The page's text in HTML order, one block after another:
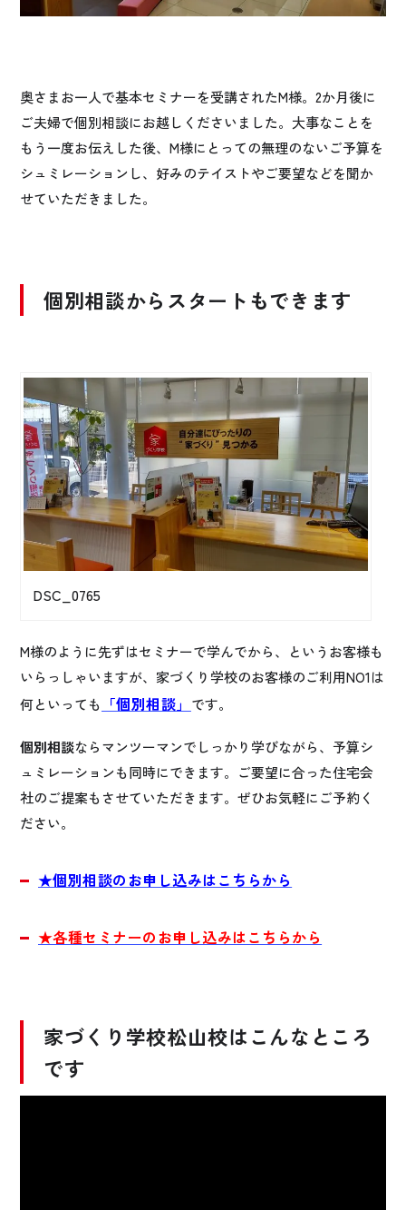
奥さまお一人で基本セミナーを受講されたM様。2か月後に
ご夫婦で個別相談にお越しくださいました。大事なことを
もう一度お伝えした後、M様にとっての無理のないご予算を
シュミレーションし、好みのテイストやご要望などを聞か
せていただきました。
個別相談からスタートもできます
DSC_0765
M様のように先ずはセミナーで学んでから、というお客様も
いらっしゃいますが、家づくり学校のお客様のご利用NO1は
何といっても 「個別相談」 です。
個別相談ならマンツーマンでしっかり学びながら、予算シ
ュミレーションも同時にできます。ご要望に合った住宅会
社のご提案もさせていただきます。ぜひお気軽にご予約く
ださい。
★個別相談のお申し込みはこちらから
★各種セミナーのお申し込みはこちらから
家づくり学校松山校はこんなところ
です